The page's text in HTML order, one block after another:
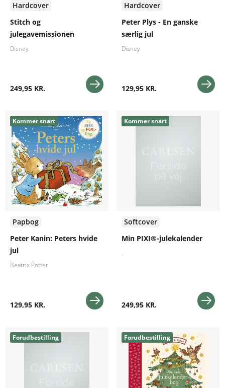
Hardcover
Stitch og
julegavemissionen
Disney
249,95 KR.
Hardcover
Peter Plys - En ganske
særlig jul
Disney
129,95 KR.
Papbog
Peter Kanin: Peters hvide
jul
Beatrix Potter
129,95 KR.
Kommer snart
Softcover
Min PIXI®-julekalender
.
249,95 KR.
Kommer snart
Forudbestilling Forudbestilling